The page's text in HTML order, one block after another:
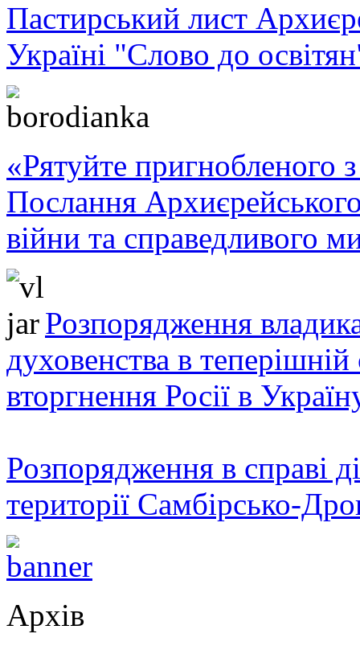
Пастирський лист
Україні "Слово до
«Рятуйте пригнобленого
Послання
війни та справедливого
Розпорядження
духовенства в теперішній
вторгнення Росії в
Розпорядження в справі
території Самбірсько-
Архів